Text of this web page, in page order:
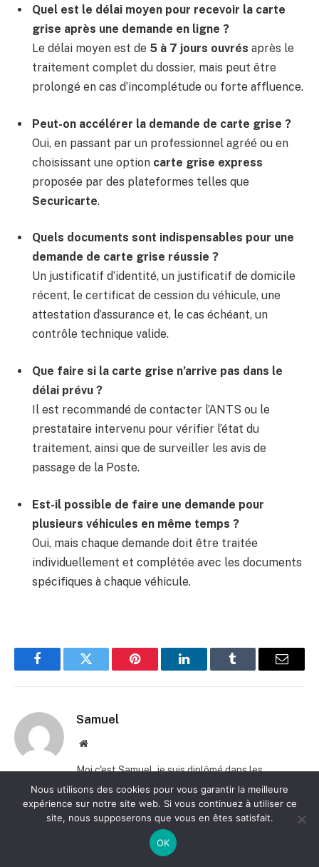
Quel est le délai moyen pour recevoir la carte
grise après une demande en ligne ?
Le délai moyen est de 5 à 7 jours ouvrés après le
traitement complet du dossier, mais peut être
prolongé en cas d’incomplétude ou forte affluence.
Peut-on accélérer la demande de carte grise ?
Oui, en passant par un professionnel agréé ou en
choisissant une option carte grise express
proposée par des plateformes telles que
Securicarte.
Quels documents sont indispensables pour une
demande de carte grise réussie ?
Un justificatif d’identité, un justificatif de domicile
récent, le certificat de cession du véhicule, une
attestation d’assurance et, le cas échéant, un
contrôle technique valide.
Que faire si la carte grise n’arrive pas dans le
délai prévu ?
Il est recommandé de contacter l’ANTS ou le
prestataire intervenu pour vérifier l’état du
traitement, ainsi que de surveiller les avis de
passage de la Poste.
Est-il possible de faire une demande pour
plusieurs véhicules en même temps ?
Oui, mais chaque demande doit être traitée
individuellement et complétée avec les documents
spécifiques à chaque véhicule.
FacebookTwitter Pinterest LinkedInTumblr
E-
Samuel
Site
Moi c'est Samuel, je suis diplômé dans les
ressources humaines et j'ai travaillé des dizaines
d'années. J'ai créé ce blog pour vous aider à
avancer dans la vie professionnelle et dans la vie
Nous utilisons des cookies pour vous garantir la meilleure
expérience sur notre site web. Si vous continuez à utiliser ce
site, nous supposerons que vous en êtes satisfait.
OK